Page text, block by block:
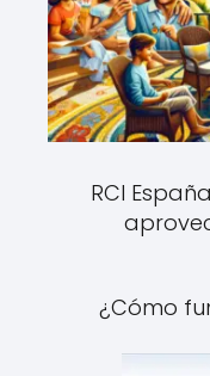
RCI
¿Cómo